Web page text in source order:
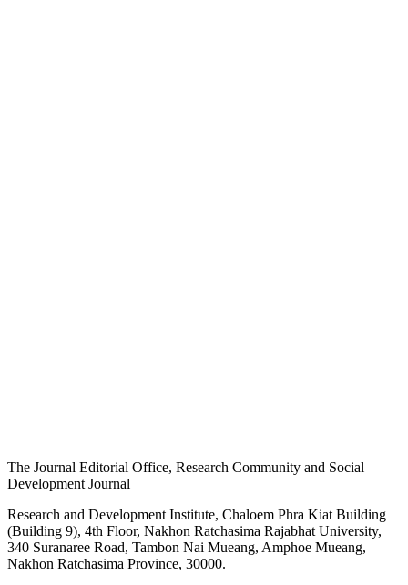
The Journal Editorial Office, Research Community and Social
Development Journal
Research and Development Institute, Chaloem Phra Kiat Building
(Building 9), 4th Floor, Nakhon Ratchasima Rajabhat University,
340 Suranaree Road, Tambon Nai Mueang, Amphoe Mueang,
Nakhon Ratchasima Province, 30000.